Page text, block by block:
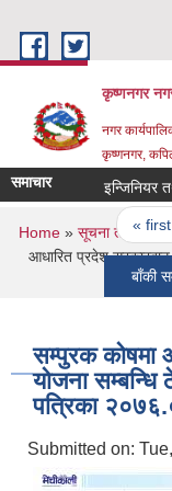
कृष्णनगर
नगर
कृष्णनगर,
समाचार इन्जिनियर तथा
Pages
« first
बाँकी
You are
Home » सूचना तथा
आधारित प्रदेश सरकारबाट
सम्पुरक कोषमा
योजना सम्बन्धि
पत्रिका
Submitted on: